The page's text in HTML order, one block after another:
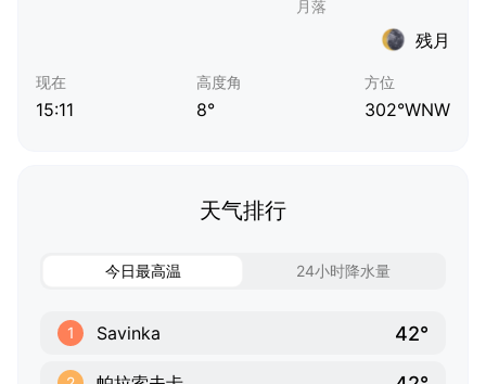
残月
现在
15:11
高度角
8°
方位
302°WNW
天气排行
今日最高温 24小时降水量
1 Savinka 42°